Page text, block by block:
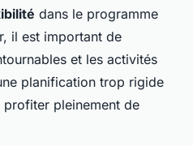
dans le programme
il est important de
et les activités
planification trop rigide
pleinement de